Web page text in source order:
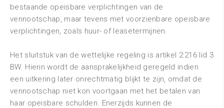
bestaande opeisbare verplichtingen van de
vennootschap, maar tevens met voorzienbare opeisbare
verplichtingen, zoals huur- of leasetermijnen.
Het sluitstuk van de wettelijke regeling is artikel 2:216 lid 3
BW. Hierin wordt de aansprakelijkheid geregeld indien
een uitkering later onrechtmatig blijkt te zijn, omdat de
vennootschap niet kon voortgaan met het betalen van
haar opeisbare schulden. Enerzijds kunnen de